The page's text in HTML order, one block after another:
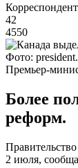
42
4550
Фото:
Премьер-
Более
реформ.
2 июля,